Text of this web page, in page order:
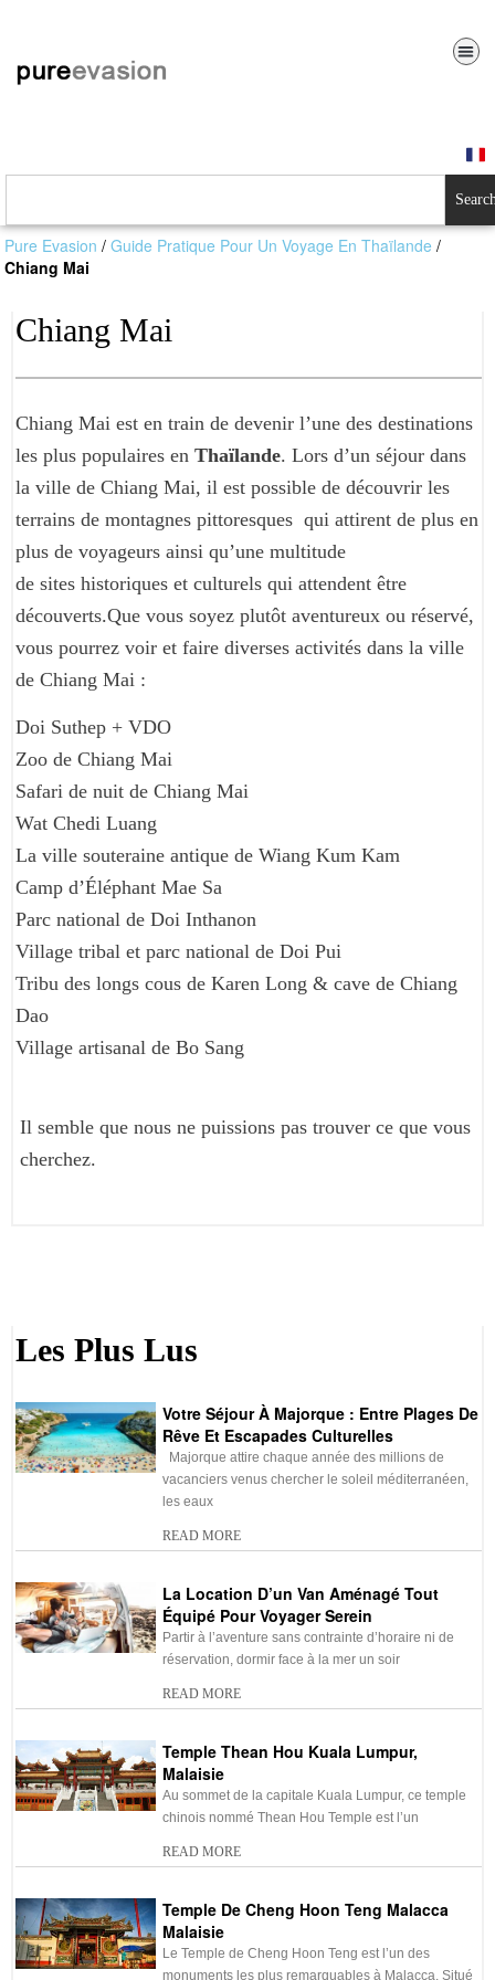
Pure Evasion /Guide Pratique Pour Un Voyage En Thaïlande /
Chiang Mai
Chiang Mai
Chiang Mai est en train de devenir l’une des destinations
les plus populaires en Thaïlande. Lors d’un séjour dans
la ville de Chiang Mai, il est possible de découvrir les
terrains de montagnes pittoresques qui attirent de plus en
plus de voyageurs ainsi qu’une multitude
de sites historiques et culturels qui attendent être
découverts.Que vous soyez plutôt aventureux ou réservé,
vous pourrez voir et faire diverses activités dans la ville
de Chiang Mai :
Doi Suthep + VDO
Zoo de Chiang Mai
Safari de nuit de Chiang Mai
Wat Chedi Luang
La ville souteraine antique de Wiang Kum Kam
Camp d’Éléphant Mae Sa
Parc national de Doi Inthanon
Village tribal et parc national de Doi Pui
Tribu des longs cous de Karen Long & cave de Chiang
Dao
Village artisanal de Bo Sang
Il semble que nous ne puissions pas trouver ce que vous
cherchez.
Les Plus Lus
Votre Séjour À Majorque : Entre Plages De
Rêve Et Escapades Culturelles
Majorque attire chaque année des millions de
vacanciers venus chercher le soleil méditerranéen,
les eaux
READ MORE
La Location D’un Van Aménagé Tout
Équipé Pour Voyager Serein
Partir à l’aventure sans contrainte d’horaire ni de
réservation, dormir face à la mer un soir
READ MORE
Temple Thean Hou Kuala Lumpur,
Malaisie
Au sommet de la capitale Kuala Lumpur, ce temple
chinois nommé Thean Hou Temple est l’un
READ MORE
Temple De Cheng Hoon Teng Malacca
Malaisie
Le Temple de Cheng Hoon Teng est l’un des
monuments les plus remarquables à Malacca. Situé